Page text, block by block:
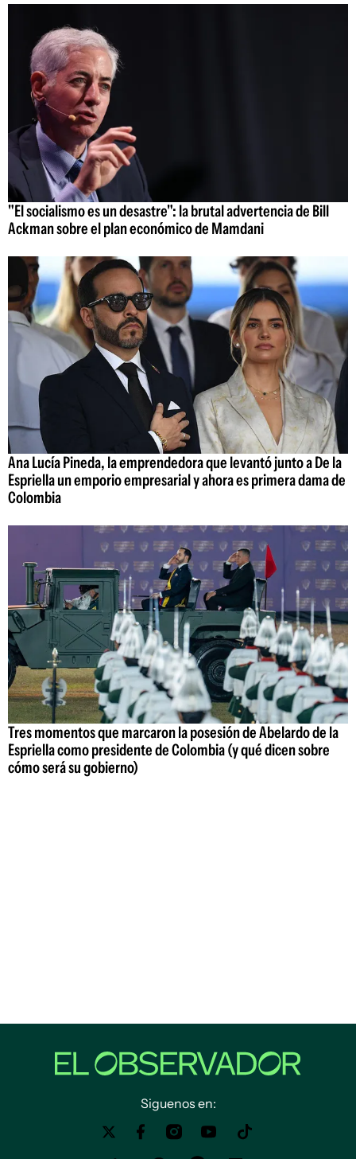
"El socialismo es un desastre": la brutal advertencia de Bill
Ackman sobre el plan económico de Mamdani
Ana Lucía Pineda, la emprendedora que levantó junto a De la
Espriella un emporio empresarial y ahora es primera dama de
Colombia
Tres momentos que marcaron la posesión de Abelardo de la
Espriella como presidente de Colombia (y qué dicen sobre
cómo será su gobierno)
Siguenos en: